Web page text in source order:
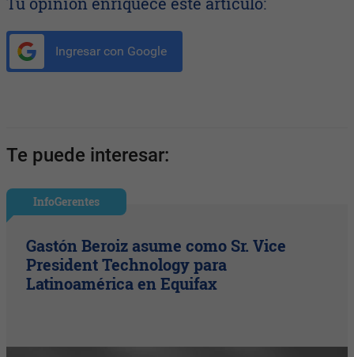
Ingresar con Google
Te puede interesar:
InfoGerentes
Gastón Beroiz asume como Sr. Vice
President Technology para
Latinoamérica en Equifax